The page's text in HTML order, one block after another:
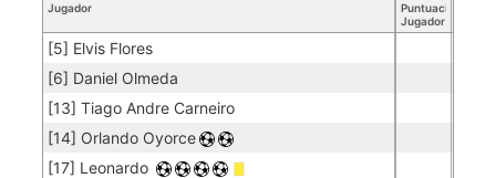
Jugador
Puntuación
Jugador
[5] Elvis Flores
[6] Daniel Olmeda
[13] Tiago Andre Carneiro
[14] Orlando Oyorce
[17] Leonardo